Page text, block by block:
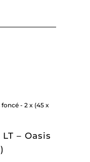
– Oasis